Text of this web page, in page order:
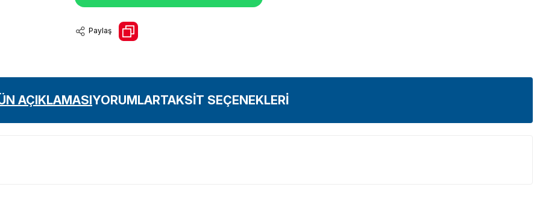
Paylaş
AÇIKLAMASIYORUMLARTAKSİT SEÇENEKLERİ